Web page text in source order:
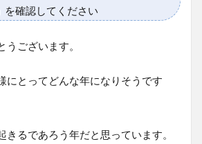
を確認してください
うございます。
にとってどんな年になりそうです
きるであろう年だと思っています。